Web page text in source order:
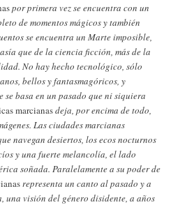
por primera vez se encuentra con un
de momentos mágicos y también
se encuentra un Marte imposible,
que de la ciencia ficción, más de la
No hay hecho tecnológico, sólo
bellos y fantasmagóricos, y
basa en un pasado que ni siquiera
marcianasdeja, por encima de todo,
Las ciudades marcianas
navegan desiertos, los ecos nocturnos
y una fuerte melancolía, el lado
soñada. Paralelamente a su poder de
representa un canto al pasado y a
visión del género disidente, a años